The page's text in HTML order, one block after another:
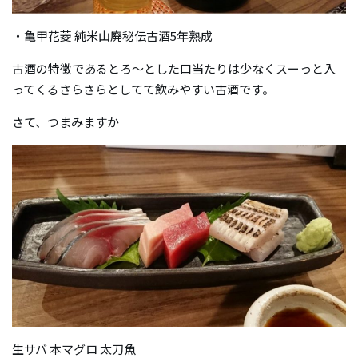
・亀甲花菱 純米山廃秘伝古酒5年熟成
古酒の特徴であるとろ～とした口当たりは少なくスーっと入
ってくるさらさらとしてて飲みやすい古酒です。
さて、つまみますか
生サバ 本マグロ 太刀魚